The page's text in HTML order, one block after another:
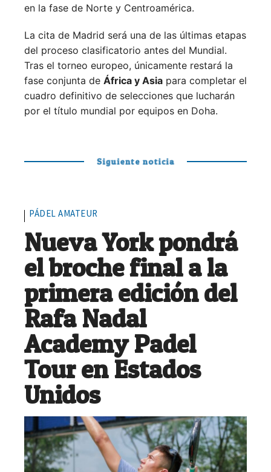
en la fase de Norte y Centroamérica.
La cita de Madrid será una de las últimas etapas
del proceso clasificatorio antes del Mundial.
Tras el torneo europeo, únicamente restará la
fase conjunta de África y Asia para completar el
cuadro definitivo de selecciones que lucharán
por el título mundial por equipos en Doha.
Siguiente noticia
PÁDEL AMATEUR
Nueva York pondrá
el broche final a la
primera edición del
Rafa Nadal
Academy Padel
Tour en Estados
Unidos